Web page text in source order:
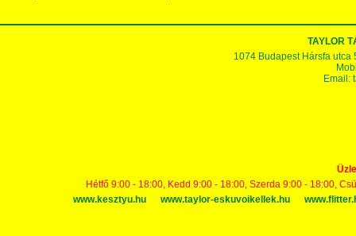
TAYLOR
1074 Budapest Hársfa utca
Email:
Hétfő 9:00 - 18:00, Kedd 9:00 - 18:00, Szerda 9:00 - 18:00,
www.kesztyu.hu
www.taylor-eskuvoikellek.hu